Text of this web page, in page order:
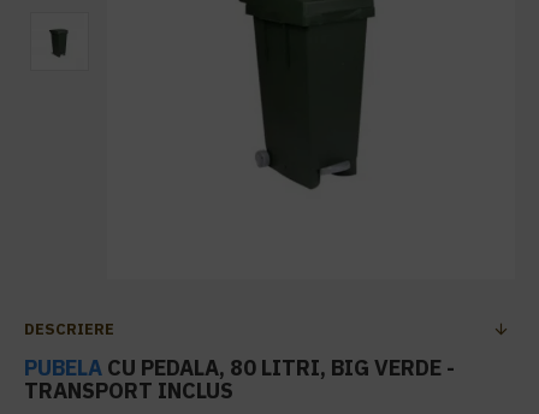
DESCRIERE
PUBELA CU PEDALA, 80 LITRI, BIG VERDE -
TRANSPORT INCLUS